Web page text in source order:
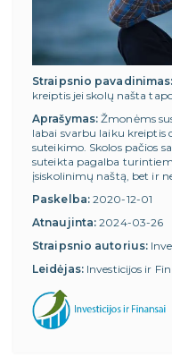
Straipsnio pavadinimas:
kreiptis jei skolų našta
Aprašymas: Žmonėms
labai svarbu laiku kreiptis
suteikimo. Skolos pačios
suteikta pagalba
įsiskolinimų naštą, bet ir
Paskelba: 2020-12-01
Atnaujinta: 2024-03-26
Straipsnio autorius:
Leidėjas: Investicijos ir